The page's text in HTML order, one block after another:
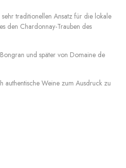
traditionellen Ansatz für die lokale
den Chardonnay-Trauben des
und später von Domaine de
authentische Weine zum Ausdruck zu